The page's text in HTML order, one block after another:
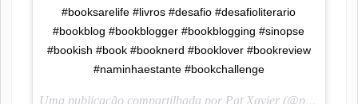
#booksarelife #livros #desafio #desafioliterario
#bookblog #bookblogger #bookblogging #sinopse
#bookish #book #booknerd #booklover #bookreview
#naminhaestante #bookchallenge
Uma publicação compartilhada por Pat Xavier (@pah_lendoescrevendo) em